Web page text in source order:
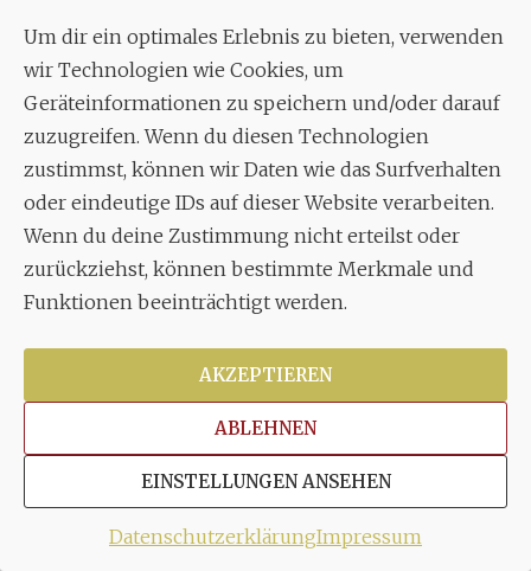
Um dir ein optimales Erlebnis zu bieten, verwenden
wir Technologien wie Cookies, um
Geräteinformationen zu speichern und/oder darauf
zuzugreifen. Wenn du diesen Technologien
zustimmst, können wir Daten wie das Surfverhalten
oder eindeutige IDs auf dieser Website verarbeiten.
Wenn du deine Zustimmung nicht erteilst oder
zurückziehst, können bestimmte Merkmale und
Funktionen beeinträchtigt werden.
AKZEPTIEREN
ABLEHNEN
EINSTELLUNGEN ANSEHEN
DatenschutzerklärungImpressum
April 2022
März 2022
November 2021
Oktober 2021
September 2021
Mai 2021
März 2021
September 2020
August 2020
April 2020